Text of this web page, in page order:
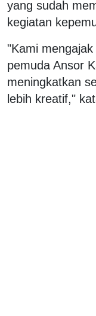
yang sudah
kegiatan
"Kami
pemuda Ansor
meningkatkan
lebih kreatif,"